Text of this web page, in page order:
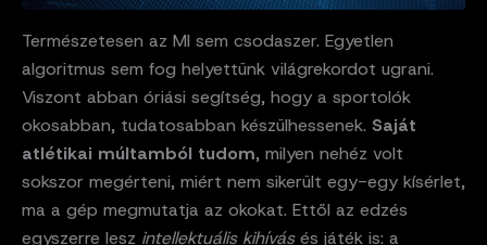
Természetesen az MI sem csodaszer. Egyetlen
algoritmus sem fog helyettünk világrekordot ugrani.
Viszont abban óriási segítség, hogy a sportolók
okosabban, tudatosabban készülhessenek. Saját
atlétikai múltamból tudom, milyen nehéz volt
sokszor megérteni, miért nem sikerült egy-egy kísérlet,
ma a gép megmutatja az okokat. Ettől az edzés
egyszerre lesz intellektuális kihívásés játék is: a